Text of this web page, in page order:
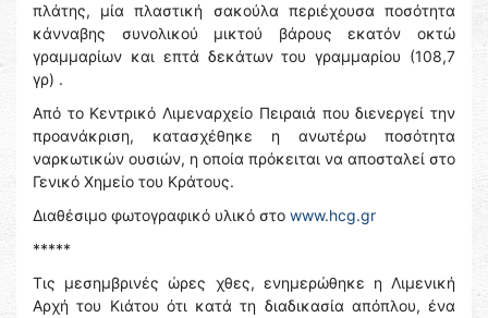
πλάτης, μία πλαστική σακούλα περιέχουσα ποσότητα
κάνναβης συνολικού μικτού βάρους εκατόν οκτώ
γραμμαρίων και επτά δεκάτων του γραμμαρίου (108,7
γρ) .
Από το Κεντρικό Λιμεναρχείο Πειραιά που διενεργεί την
προανάκριση, κατασχέθηκε η ανωτέρω ποσότητα
ναρκωτικών ουσιών, η οποία πρόκειται να αποσταλεί στο
Γενικό Χημείο του Κράτους.
Διαθέσιμο φωτογραφικό υλικό στο www.hcg.gr
*****
Τις μεσημβρινές ώρες χθες, ενημερώθηκε η Λιμενική
Αρχή του Κιάτου ότι κατά τη διαδικασία απόπλου, ένα